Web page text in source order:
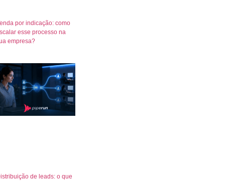
por indicação: como
esse processo na
empresa?
de leads: o que